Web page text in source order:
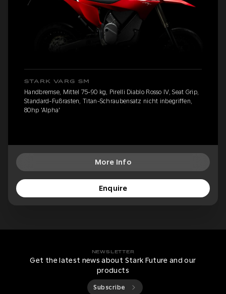
STARK VARG SM
Handbremse, Mittel 75-90 kg, Pirelli Diablo Rosso IV, Seat Grip,
Standard-Fußrasten, Titan-Schraubensatz nicht inbegriffen,
80hp 'Alpha'
More Info
Enquire
NEWSLETTER
Get the latest news about Stark Future and our
products
Subscribe